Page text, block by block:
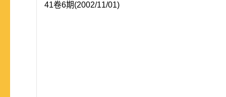
41卷6期(2002/11/01)